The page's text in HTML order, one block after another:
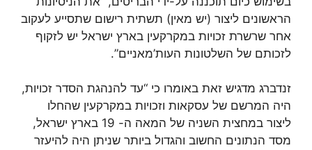
הראשונים ליצור (יש מאין) תשתית רישום שתסייע לעקוב
אחר שרשרת זכויות במקרקעין בארץ ישראל יש לזקוף
לזכותם של השלטונות העות’מאניים”.
זנדברג מדגיש זאת באומרו כי “עד להנהגת הסדר זכויות,
היה המרשם של עסקאות וזכויות במקרקעין שהחלו
ליצור במחצית השניה של המאה ה- 19 בארץ ישראל,
מסד הנתונים החשוב והגדול ביותר שניתן היה להיעזר